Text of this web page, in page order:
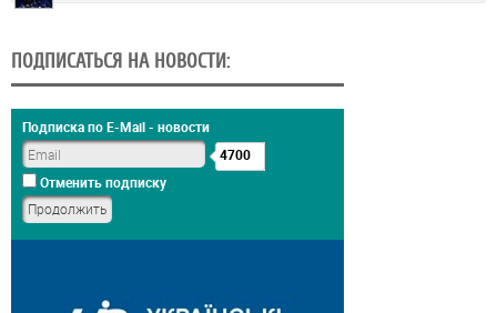
ПОДПИСАТЬСЯ НА НОВОСТИ:
Подписка по E-Mail - новости
4700
Отменить подписку